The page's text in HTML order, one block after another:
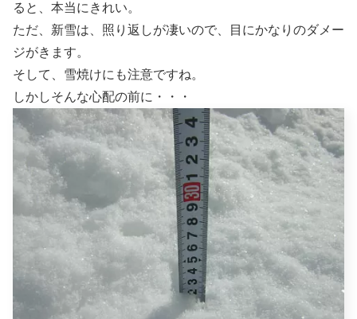
ると、本当にきれい。
ただ、新雪は、照り返しが凄いので、目にかなりのダメー
ジがきます。
そして、雪焼けにも注意ですね。
しかしそんな心配の前に・・・